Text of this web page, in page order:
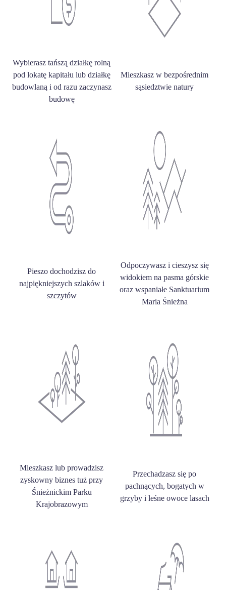
Wybierasz tańszą działkę rolną
pod lokatę kapitału lub działkę
budowlaną i od razu zaczynasz
budowę
Mieszkasz w bezpośrednim
sąsiedztwie natury
Pieszo dochodzisz do
najpiękniejszych szlaków i
szczytów
Odpoczywasz i cieszysz się
widokiem na pasma górskie
oraz wspaniałe Sanktuarium
Maria Śnieżna
Mieszkasz lub prowadzisz
zyskowny biznes tuż przy
Śnieżnickim Parku
Krajobrazowym
Przechadzasz się po
pachnących, bogatych w
grzyby i leśne owoce lasach